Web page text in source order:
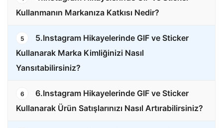
Kullanmanın Markanıza Katkısı Nedir?
5
5.Instagram Hikayelerinde GIF ve Sticker
Kullanarak Marka Kimliğinizi Nasıl
Yansıtabilirsiniz?
6
6.Instagram Hikayelerinde GIF ve Sticker
Kullanarak Ürün Satışlarınızı Nasıl Artırabilirsiniz?